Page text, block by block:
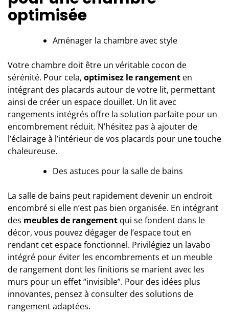
optimisée
Aménager la chambre avec style
Votre chambre doit être un véritable cocon de
sérénité. Pour cela, optimisez le rangement en
intégrant des placards autour de votre lit, permettant
ainsi de créer un espace douillet. Un lit avec
rangements intégrés offre la solution parfaite pour un
encombrement réduit. N’hésitez pas à ajouter de
l’éclairage à l’intérieur de vos placards pour une touche
chaleureuse.
Des astuces pour la salle de bains
La salle de bains peut rapidement devenir un endroit
encombré si elle n’est pas bien organisée. En intégrant
des meubles de rangement qui se fondent dans le
décor, vous pouvez dégager de l’espace tout en
rendant cet espace fonctionnel. Privilégiez un lavabo
intégré pour éviter les encombrements et un meuble
de rangement dont les finitions se marient avec les
murs pour un effet “invisible”. Pour des idées plus
innovantes, pensez à consulter des solutions de
rangementadaptées.